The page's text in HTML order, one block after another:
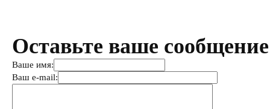
Оставьте ваше
Ваше имя:
Ваш e-mail: